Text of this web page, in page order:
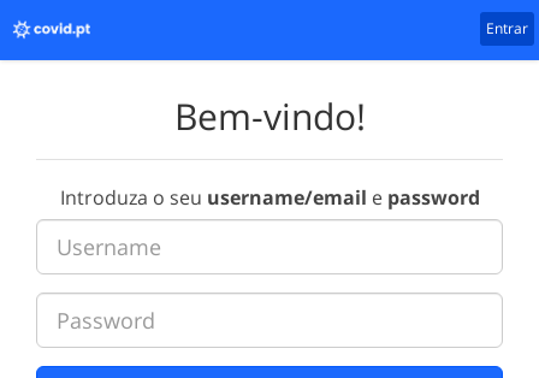
Entrar
Bem-vindo!
Introduza o seu username/email e password